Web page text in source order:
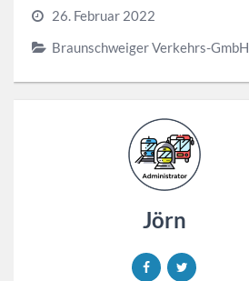
26. Februar 2022
Braunschweiger Verkehrs-GmbH
Jörn